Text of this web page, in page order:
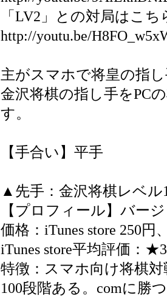
「LV2」との対局はこ
http://youtu.be/
主がスマホで将皇の指
金沢将棋の指し手をPC
す。
【手合い】平手
▲先手：金沢将棋レベル
【プロフィール】バー
価格：iTunes store 250円
iTunes store平均評価：
特徴：スマホ向け将棋
100段階ある。comに勝